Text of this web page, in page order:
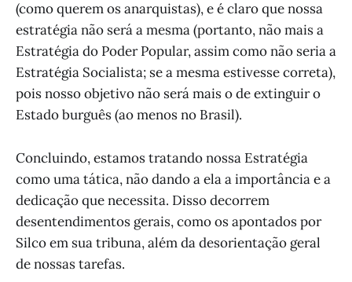
(como querem os anarquistas), e é claro que nossa
estratégia não será a mesma (portanto, não mais a
Estratégia do Poder Popular, assim como não seria a
Estratégia Socialista; se a mesma estivesse correta),
pois nosso objetivo não será mais o de extinguir o
Estado burguês (ao menos no Brasil).
Concluindo, estamos tratando nossa Estratégia
como uma tática, não dando a ela a importância e a
dedicação que necessita. Disso decorrem
desentendimentos gerais, como os apontados por
Silco em sua tribuna, além da desorientação geral
de nossas tarefas.